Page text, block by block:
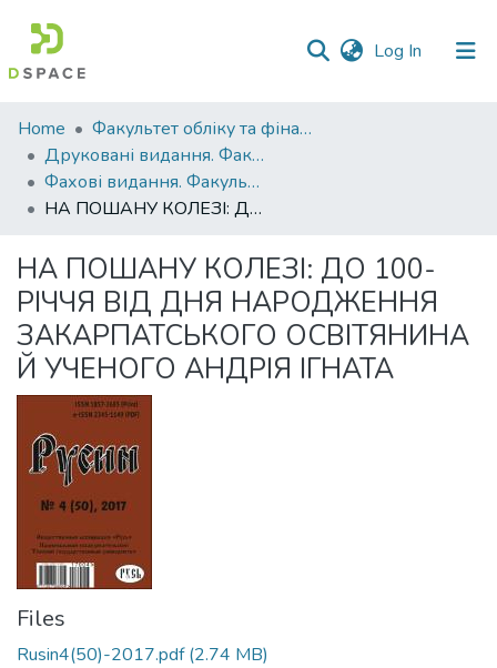
Log In (current)
Communities
&
Collections
Statistics
Home
Факультет обліку та фінансів
Друковані видання. Факультет обліку та фінансів
Фахові видання. Факультет обліку та фінансів
НА ПОШАНУ КОЛЕЗІ: ДО 100-РІЧЧЯ ВІД ДНЯ НАРОДЖЕННЯ ЗАКАРПАТСЬКОГО ОСВІТЯНИНА Й УЧЕНОГО АНДРІЯ ІГНАТА
НА ПОШАНУ КОЛЕЗІ: ДО 100-
РІЧЧЯ ВІД ДНЯ НАРОДЖЕННЯ
ЗАКАРПАТСЬКОГО ОСВІТЯНИНА
Й УЧЕНОГО АНДРІЯ ІГНАТА
Files
Rusin4(50)-2017.pdf(2.74 MB)